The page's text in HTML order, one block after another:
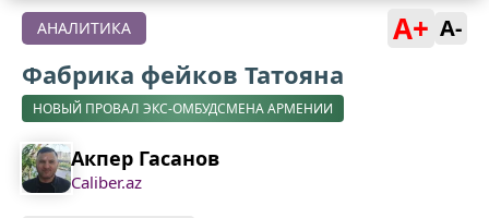
АНАЛИТИКА A+ A-
Фабрика фейков Татояна
НОВЫЙ ПРОВАЛ ЭКС-ОМБУДСМЕНА АРМЕНИИ
Акпер Гасанов
Caliber.az